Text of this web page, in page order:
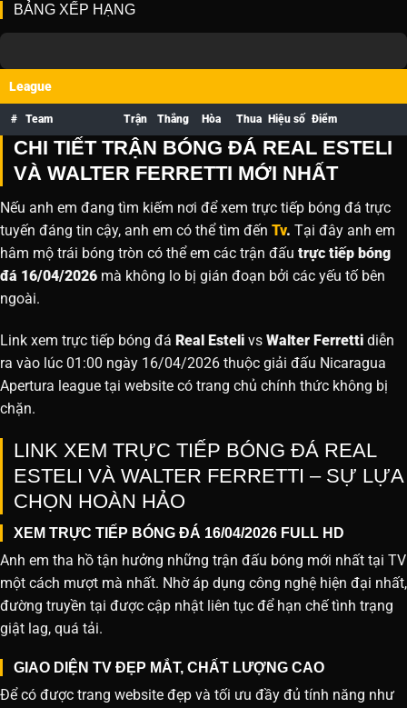
BẢNG XẾP HẠNG
League
# Team Trận Thắng Hòa Thua Hiệu số Điểm
CHI TIẾT TRẬN BÓNG ĐÁ REAL ESTELI
VÀ WALTER FERRETTI MỚI NHẤT
Nếu anh em đang tìm kiếm nơi để xem trực tiếp bóng đá trực
tuyến đáng tin cậy, anh em có thể tìm đến Tv. Tại đây anh em
hâm mộ trái bóng tròn có thể em các trận đấu trực tiếp bóng
đá 16/04/2026 mà không lo bị gián đoạn bởi các yếu tố bên
ngoài.
Link xem trực tiếp bóng đá Real Esteli vs Walter Ferretti diễn
ra vào lúc 01:00 ngày 16/04/2026 thuộc giải đấu Nicaragua
Apertura league tại website có trang chủ chính thức không bị
chặn.
LINK XEM TRỰC TIẾP BÓNG ĐÁ REAL
ESTELI VÀ WALTER FERRETTI – SỰ LỰA
CHỌN HOÀN HẢO
XEM TRỰC TIẾP BÓNG ĐÁ 16/04/2026 FULL HD
Anh em tha hồ tận hưởng những trận đấu bóng mới nhất tại TV
một cách mượt mà nhất. Nhờ áp dụng công nghệ hiện đại nhất,
đường truyền tại được cập nhật liên tục để hạn chế tình trạng
giật lag, quá tải.
GIAO DIỆN TV ĐẸP MẮT, CHẤT LƯỢNG CAO
Để có được trang website đẹp và tối ưu đầy đủ tính năng như